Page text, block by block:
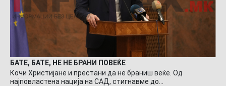
БАТЕ, БАТЕ, НЕ НЕ БРАНИ ПОВЕЌЕ
Кочи Христијане и престани да не браниш веќе. Од
најповластена нација на САД, стигнавме до…